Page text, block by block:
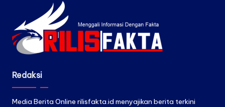
Redaksi
Media Berita Online rilisfakta.id menyajikan berita terkini